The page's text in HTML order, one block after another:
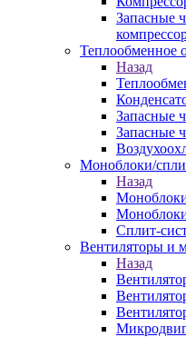
Запасные
Теплообменное
Назад
Запасные
Запасные
Моноблоки/
Назад
Сплит-
Вентиляторы и
Назад